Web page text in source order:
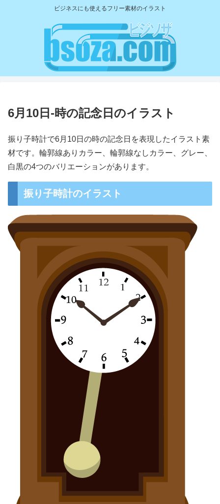
ビジネスにも使えるフリー素材のイラスト
6月10日-時の記念日のイラスト
振り子時計で6月10日の時の記念日を表現したイラスト素
材です。輪郭線ありカラー、輪郭線なしカラー、グレー、
白黒の4つのバリエーションがあります。
振り子時計のイラスト